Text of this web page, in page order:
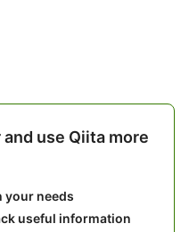
use Qiita more
your needs
useful information